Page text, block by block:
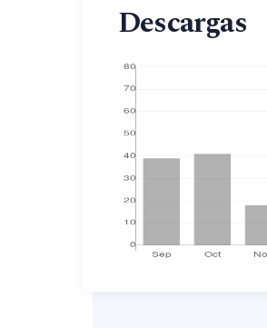
Descargas